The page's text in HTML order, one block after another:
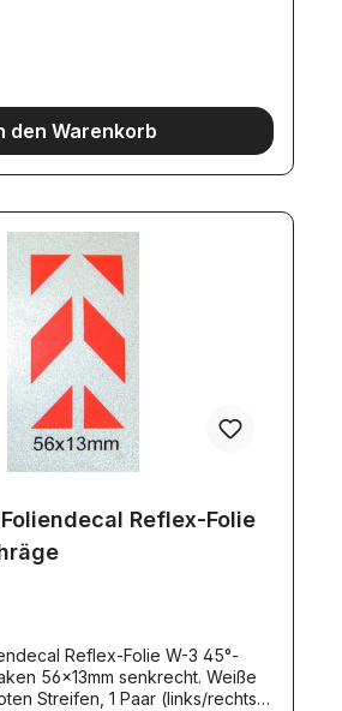
auch weitere, individuelle
den Warenkorb
Reflex-Folie
Reflex-Folie W-3 45°-
56x13mm senkrecht. Weiße
Streifen, 1 Paar (links/rechts).